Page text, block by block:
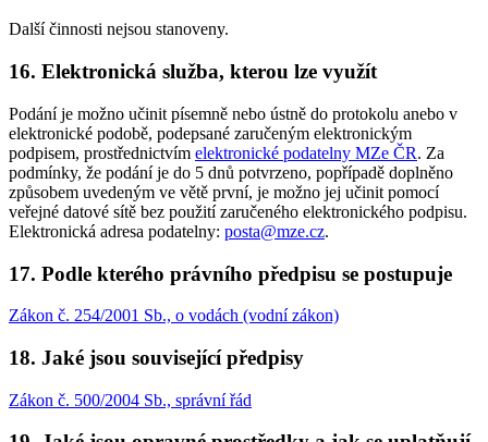
Další činnosti nejsou stanoveny.
16. Elektronická služba, kterou lze využít
Podání je možno učinit písemně nebo ústně do protokolu anebo v
elektronické podobě, podepsané zaručeným elektronickým
podpisem, prostřednictvím elektronické podatelny MZe ČR. Za
podmínky, že podání je do 5 dnů potvrzeno, popřípadě doplněno
způsobem uvedeným ve větě první, je možno jej učinit pomocí
veřejné datové sítě bez použití zaručeného elektronického podpisu.
Elektronická adresa podatelny: posta@mze.cz.
17. Podle kterého právního předpisu se postupuje
Zákon č. 254/2001 Sb., o vodách (vodní zákon)
18. Jaké jsou související předpisy
Zákon č. 500/2004 Sb., správní řád